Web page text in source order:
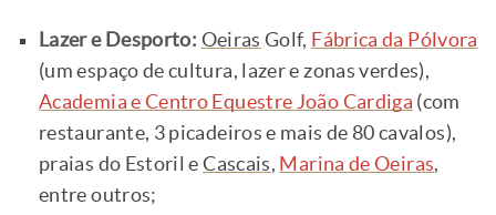
Lazer e Desporto: Oeiras Golf, Fábrica da Pólvora
(um espaço de cultura, lazer e zonas verdes),
Academia e Centro Equestre João Cardiga (com
restaurante, 3 picadeiros e mais de 80 cavalos),
praias do Estoril eCascais, Marina de Oeiras,
entre outros;